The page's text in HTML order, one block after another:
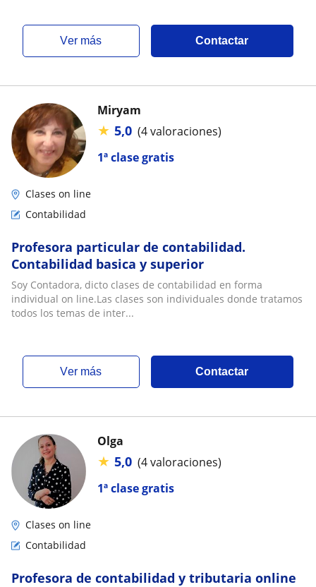
ver más Contactar
1ª clase gratis
Miryam
★ 5,0 (4 valoraciones)
Clases on line
Contabilidad
Profesora particular de contabilidad.
Contabilidad basica y superior
Soy Contadora, dicto clases de contabilidad en forma
individual on line.Las clases son individuales donde tratamos
todos los temas de inter...
ver más Contactar
1ª clase gratis
Olga
★ 5,0 (4 valoraciones)
Clases on line
Contabilidad
Profesora de contabilidad y tributaria online